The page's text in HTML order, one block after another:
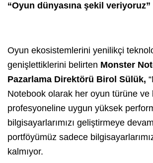
“Oyun dünyasına şekil veriyoruz”
Oyun ekosistemlerini yenilikçi
genişlettiklerini belirten Monster
Pazarlama Direktörü Birol Sülük,
Notebook olarak her oyun türüne ve
profesyoneline uygun yüksek
bilgisayarlarımızı geliştirmeye
portföyümüz sadece
kalmıyor.